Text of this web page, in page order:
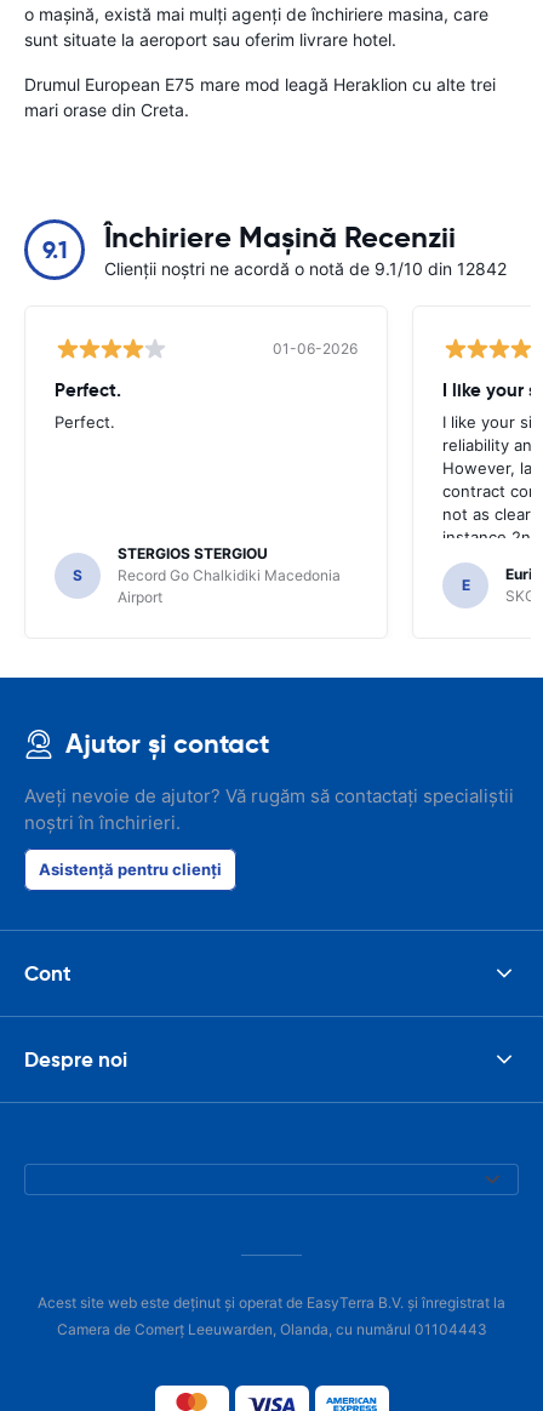
o maşină, există mai mulţi agenţi de închiriere masina, care
sunt situate la aeroport sau oferim livrare hotel.
Drumul European E75 mare mod leagă Heraklion cu alte trei
mari orase din Creta.
9.1 Închiriere Mașină Recenzii
Clienții noștri ne acordă o notă de 9.1/10 din 12842
01-06-2026
Perfect.
Perfect.
S
STERGIOS STERGIOU
Record Go Chalkidiki Macedonia
Airport
I like your
I like your
reliability
However,
contract
not as clear
instance
the most
your site.
E
SKG
Ajutor și contact
Aveți nevoie de ajutor? Vă rugăm să contactați specialiștii
noștri în închirieri.
Asistență pentru clienți
Cont
Despre noi
Acest site web este deținut și operat de EasyTerra B.V. și înregistrat la
Camera de Comerț Leeuwarden, Olanda, cu numărul 01104443